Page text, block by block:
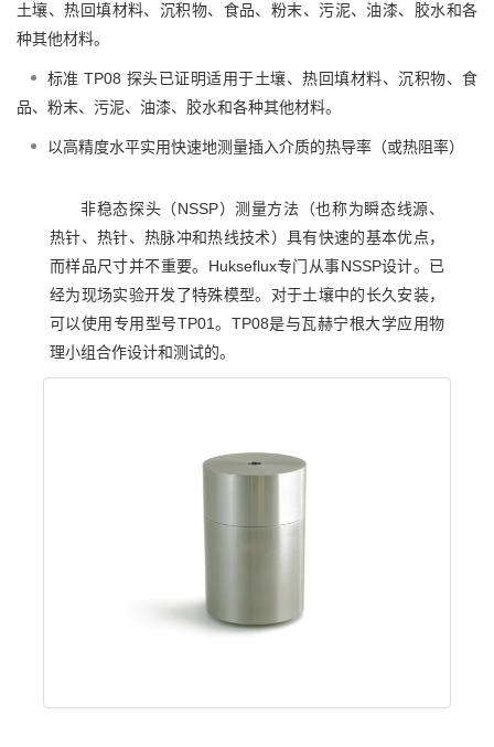
土壤、热回填材料、沉积物、食品、粉末、污泥、油漆、胶水和各
种其他材料。
标准 TP08 探头已证明适用于土壤、热回填材料、沉积物、食
品、粉末、污泥、油漆、胶水和各种其他材料。
以高精度水平实用快速地测量插入介质的热导率（或热阻率）
非稳态探头（NSSP）测量方法（也称为瞬态线源、
热针、热针、热脉冲和热线技术）具有快速的基本优点，
而样品尺寸并不重要。Hukseflux专门从事NSSP设计。已
经为现场实验开发了特殊模型。对于土壤中的长久安装，
可以使用专用型号TP01。TP08是与瓦赫宁根大学应用物
理小组合作设计和测试的。